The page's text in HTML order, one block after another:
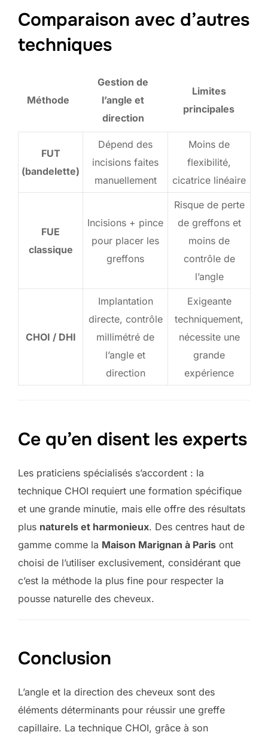
Comparaison avec d’autres
techniques
Méthode
Gestion de
l’angle et
direction
Limites
principales
FUT
(bandelette)
Dépend des
incisions faites
manuellement
Moins de
flexibilité,
cicatrice linéaire
FUE
classique
Incisions + pince
pour placer les
greffons
Risque de perte
de greffons et
moins de
contrôle de
l’angle
CHOI / DHI
Implantation
directe, contrôle
millimétré de
l’angle et
direction
Exigeante
techniquement,
nécessite une
grande
expérience
Ce qu’en disent les experts
Les praticiens spécialisés s’accordent : la
technique CHOI requiert une formation spécifique
et une grande minutie, mais elle offre des résultats
plus naturels et harmonieux. Des centres haut de
gamme comme la Maison Marignan à Paris ont
choisi de l’utiliser exclusivement, considérant que
c’est la méthode la plus fine pour respecter la
pousse naturelle des cheveux.
Conclusion
L’angle et la direction des cheveux sont des
éléments déterminants pour réussir une greffe
capillaire. La technique CHOI, grâce à son